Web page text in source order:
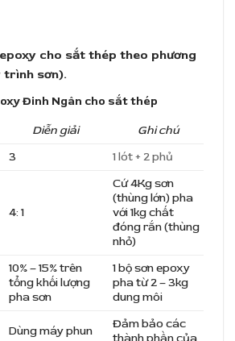
cho sắt thép theo phương
trình sơn).
Đinh Ngân cho sắt thép
Diễn giải
Ghi chú
3 1 lót + 2 phủ
4: 1
Cứ 4Kg sơn
(thùng lớn) pha
với 1kg chất
đóng rắn (thùng
nhỏ)
10% – 15% trên
tổng khối lượng
pha sơn
1 bộ sơn epoxy
pha từ 2 – 3kg
dung môi
Dùng máy phun
Đảm bảo các
thành phần của